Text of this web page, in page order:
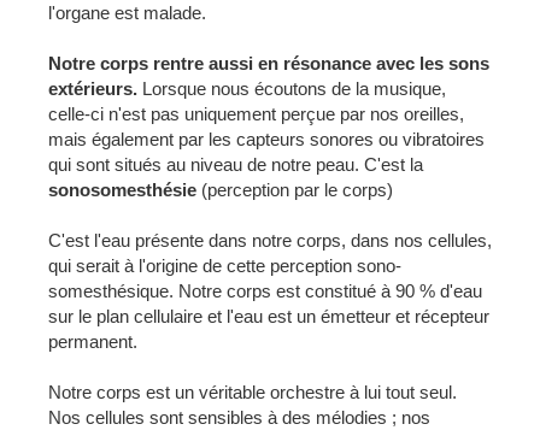
l'organe est malade.
Notre corps rentre aussi en résonance avec les sons
extérieurs. Lorsque nous écoutons de la musique,
celle-ci n'est pas uniquement perçue par nos oreilles,
mais également par les capteurs sonores ou vibratoires
qui sont situés au niveau de notre peau. C'est la
sonosomesthésie (perception par le corps)
C'est l'eau présente dans notre corps, dans nos cellules,
qui serait à l'origine de cette perception sono-
somesthésique. Notre corps est constitué à 90 % d'eau
sur le plan cellulaire et l'eau est un émetteur et récepteur
permanent.
Notre corps est un véritable orchestre à lui tout seul.
Nos cellules sont sensibles à des mélodies ; nos